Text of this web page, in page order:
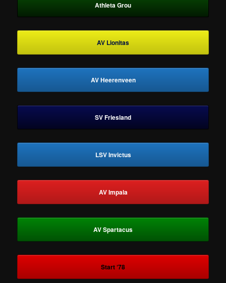
Athleta Grou
AV Lionitas
AV Heerenveen
SV Friesland
LSV Invictus
AV Impala
AV Spartacus
Start ‘78